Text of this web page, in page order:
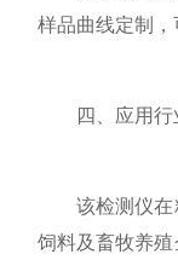
样品曲线定制
四、应用行
该检测仪在粮
饲料及畜牧养